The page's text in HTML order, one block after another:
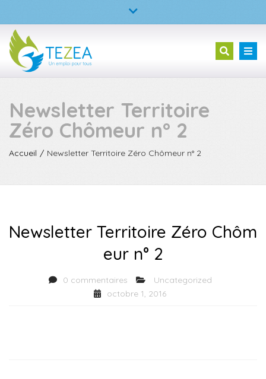
TEZEA – L’entreprise à but d’emploi
02 23 30 99 05
Fermer
supérieure
Newsletter Territoire
Zéro Chômeur n° 2
Accueil Newsletter Territoire Zéro Chômeur n° 2
Newsletter Territoire Zéro Chôm
eur n° 2
0 commentaires
Uncategorized
octobre 1, 2016